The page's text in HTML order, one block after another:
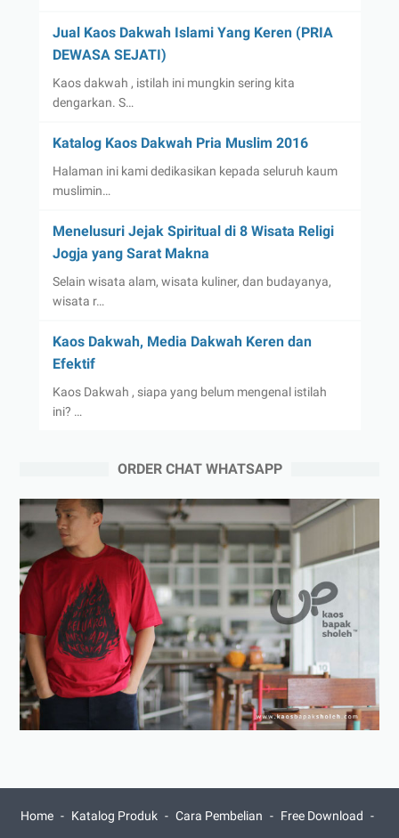
Jual Kaos Dakwah Islami Yang Keren (PRIA
DEWASA SEJATI)
Kaos dakwah , istilah ini mungkin sering kita
dengarkan. S…
Katalog Kaos Dakwah Pria Muslim 2016
Halaman ini kami dedikasikan kepada seluruh kaum
muslimin…
Menelusuri Jejak Spiritual di 8 Wisata Religi
Jogja yang Sarat Makna
Selain wisata alam, wisata kuliner, dan budayanya,
wisata r…
Kaos Dakwah, Media Dakwah Keren dan
Efektif
Kaos Dakwah , siapa yang belum mengenal istilah
ini? …
ORDER CHAT WHATSAPP
Home Katalog Produk Cara Pembelian
Free Download